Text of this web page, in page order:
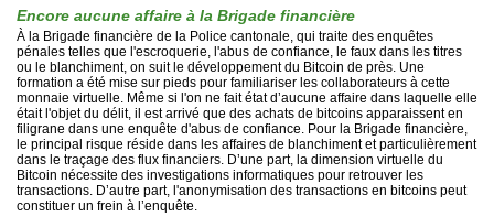
Encore aucune affaire à la Brigade financière
À la Brigade financière de la Police cantonale, qui traite des enquêtes
pénales telles que l'escroquerie, l'abus de confiance, le faux dans les titres
ou le blanchiment, on suit le développement du Bitcoin de près. Une
formation a été mise sur pieds pour familiariser les collaborateurs à cette
monnaie virtuelle. Même si l'on ne fait état d’aucune affaire dans laquelle elle
était l'objet du délit, il est arrivé que des achats de bitcoins apparaissent en
filigrane dans une enquête d'abus de confiance. Pour la Brigade financière,
le principal risque réside dans les affaires de blanchiment et particulièrement
dans le traçage des flux financiers. D’une part, la dimension virtuelle du
Bitcoin nécessite des investigations informatiques pour retrouver les
transactions. D’autre part, l'anonymisation des transactions en bitcoins peut
constituer un frein à l’enquête.